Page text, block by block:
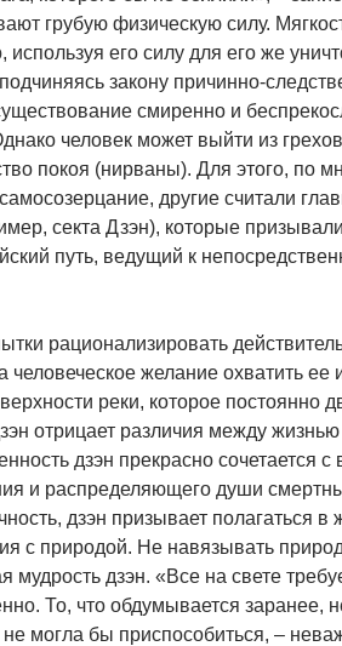
грубую физическую силу.
используя его силу для его же
закону причинно-
смиренно и
человек может выйти из
покоя (нирваны). Для этого, по
другие считали
секта Дзэн), которые
путь, ведущий к
рационализировать
желание охватить ее
реки, которое постоянно
отрицает различия между
дзэн прекрасно сочетается
и распределяющего души
дзэн призывает полагаться в
с природой. Не навязывать
мудрость дзэн. «Все на свете
То, что обдумывается заранее,
не могла бы приспособиться, –